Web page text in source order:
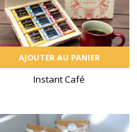
AJOUTER AU PANIER
Instant Café